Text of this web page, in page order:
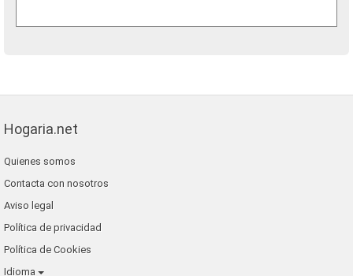
Hogaria.net
Quienes somos
Contacta con nosotros
Aviso legal
Política de privacidad
Política de Cookies
Idioma